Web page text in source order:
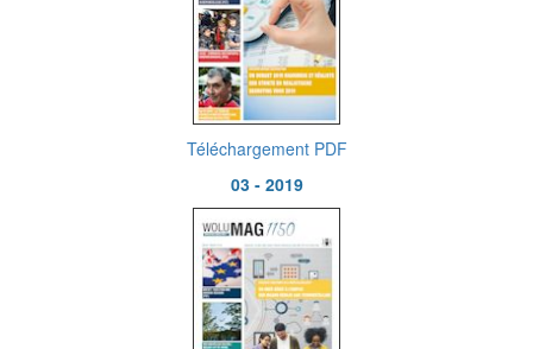
Téléchargement PDF
03 - 2019